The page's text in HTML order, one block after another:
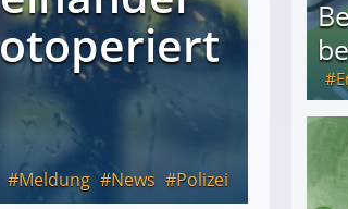
Meldung
News Polizei
Umfragen - Die besten Anbieter